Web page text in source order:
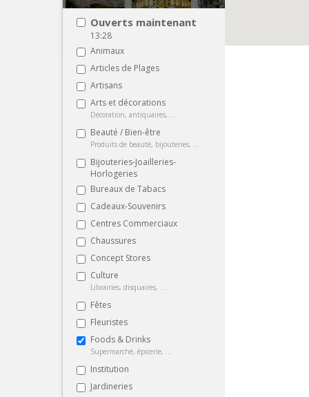
Ouverts maintenant
13:28
Animaux
Articles de Plages
Artisans
Arts et décorations
Décoration, antiquaires, ...
Beauté / Bien-être
Produits de beauté, bijouteries, ...
Bijouteries-Joailleries-
Horlogeries
Bureaux de Tabacs
Cadeaux-Souvenirs
Centres Commerciaux
Chaussures
Concept Stores
Culture
Librairies, disquaires, ...
Fêtes
Fleuristes
Foods & Drinks
Supermarché, épicerie, ...
Institution
Jardineries